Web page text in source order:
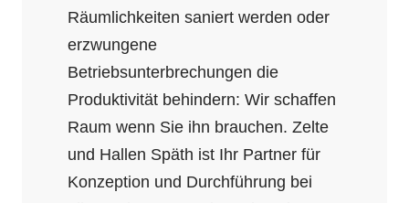
Räumlichkeiten saniert werden oder
erzwungene
Betriebsunterbrechungen die
Produktivität behindern: Wir schaffen
Raum wenn Sie ihn brauchen. Zelte
und Hallen Späth ist Ihr Partner für
Konzeption und Durchführung bei